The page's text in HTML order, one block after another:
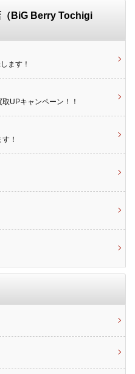
（BiG Berry Tochigi
ます！
UPキャンペーン！！
！